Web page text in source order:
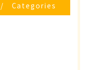
Categories